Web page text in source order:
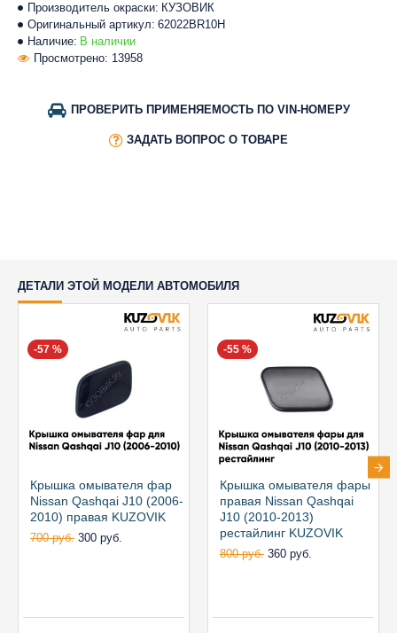
Наличие: В наличии
Производитель окраски: КУЗОВИК
Оригинальный артикул: 62022BR10H
Просмотрено: 13958
ПРОВЕРИТЬ ПРИМЕНЯЕМОСТЬ ПО VIN-НОМЕРУ
ЗАДАТЬ ВОПРОС О ТОВАРЕ
ДЕТАЛИ ЭТОЙ МОДЕЛИ АВТОМОБИЛЯ
-57 %
Крышка омывателя фар
Nissan Qashqai J10 (2006-
2010) правая KUZOVIK
700 руб. 300 руб.
-55 %
Крышка омывателя фары
правая Nissan Qashqai
J10 (2010-2013)
рестайлинг KUZOVIK
800 руб. 360 руб.